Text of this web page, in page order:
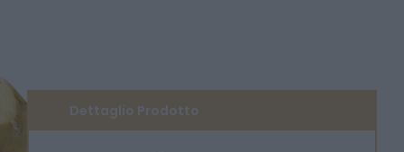
Dettaglio Prodotto